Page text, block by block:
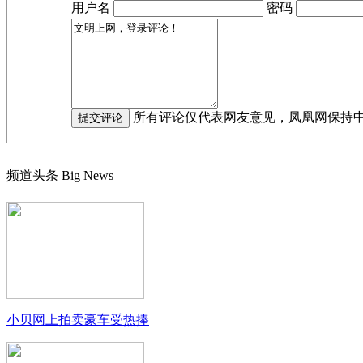
用户名
密码
所有评论仅代表网友意见，凤凰网保持中
频道头条 Big News
小贝网上拍卖豪车受热捧